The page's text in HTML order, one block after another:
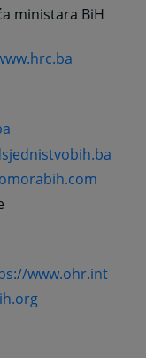
ministara BiH
www.ohr.int